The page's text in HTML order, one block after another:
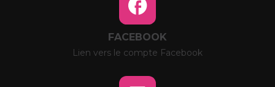
FACEBOOK
Lien vers le compte Facebook